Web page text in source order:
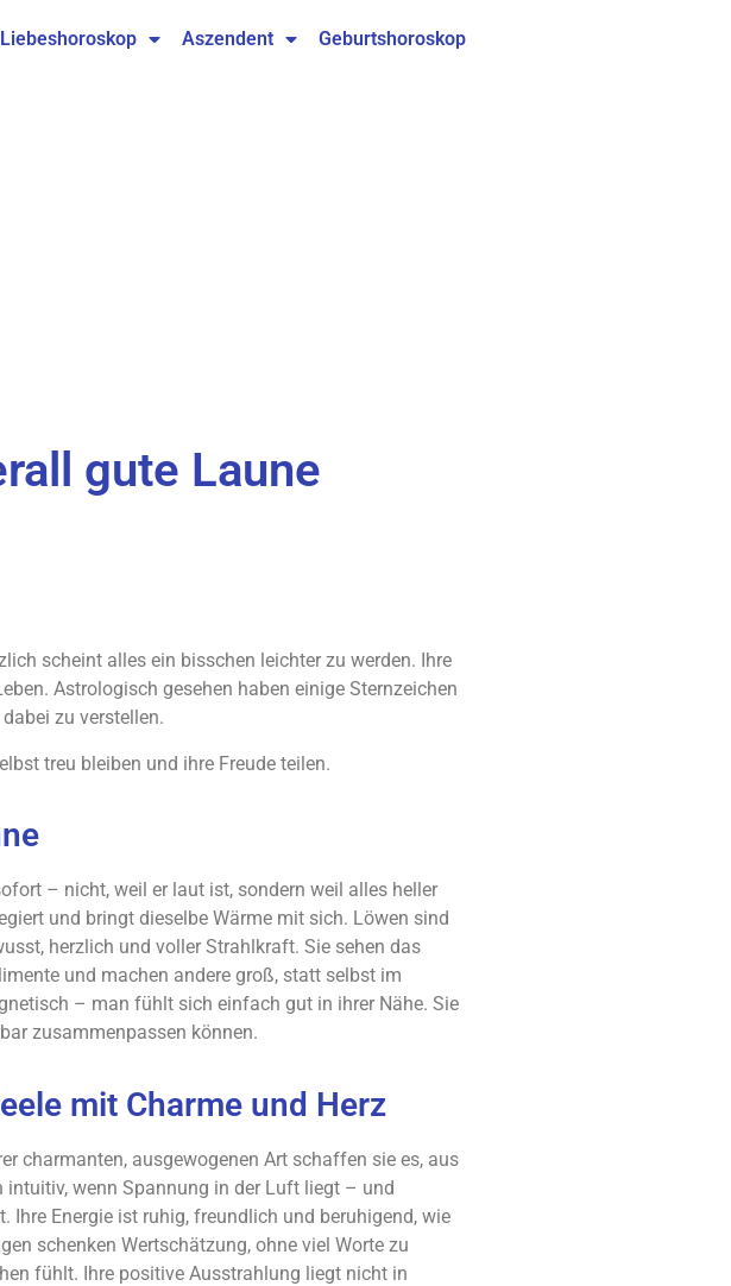
Liebeshoroskop Aszendent Geburtshoroskop
gute Laune
scheint alles ein bisschen leichter zu werden. Ihre
Astrologisch gesehen haben einige Sternzeichen
zu verstellen.
treu bleiben und ihre Freude teilen.
– nicht, weil er laut ist, sondern weil alles heller
und bringt dieselbe Wärme mit sich. Löwen sind
herzlich und voller Strahlkraft. Sie sehen das
und machen andere groß, statt selbst im
– man fühlt sich einfach gut in ihrer Nähe. Sie
zusammenpassen können.
mit Charme und Herz
charmanten, ausgewogenen Art schaffen sie es, aus
intuitiv, wenn Spannung in der Luft liegt – und
Energie ist ruhig, freundlich und beruhigend, wie
schenken Wertschätzung, ohne viel Worte zu
fühlt. Ihre positive Ausstrahlung liegt nicht in